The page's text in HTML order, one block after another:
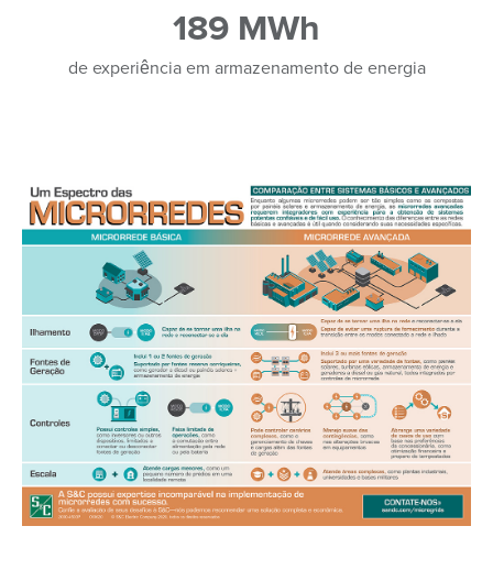
189 MWh
de experiência em armazenamento de energia